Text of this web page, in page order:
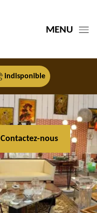
MENU
indisponible
Contactez-nous